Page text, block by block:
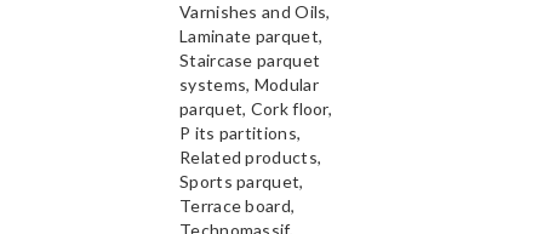
Varnishes and Oils,
Laminate parquet,
Staircase parquet
systems, Modular
parquet, Cork floor,
P its partitions,
Related products,
Sports parquet,
Terrace board,